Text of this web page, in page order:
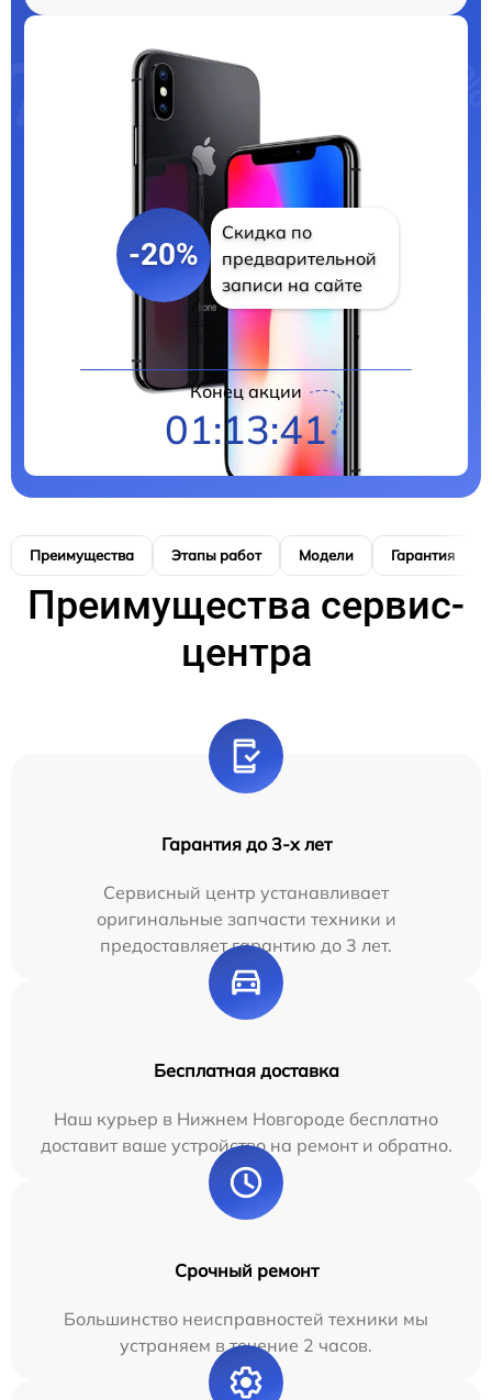
-20%
Скидка по
предварительной
записи на сайте
Конец акции
01:13:40
Преимущества Этапы работ Модели Гарантия
Преимущества сервис-
центра
Гарантия до 3-х лет
Сервисный центр устанавливает
оригинальные запчасти техники и
предоставляет гарантию до 3 лет.
Бесплатная доставка
Наш курьер в Нижнем Новгороде бесплатно
доставит ваше устройство на ремонт и обратно.
Срочный ремонт
Большинство неисправностей техники мы
устраняем в течение 2 часов.